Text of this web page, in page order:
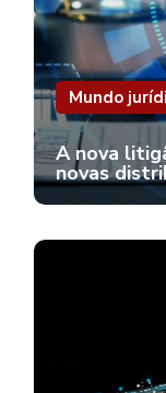
Mundo
A nova
novas